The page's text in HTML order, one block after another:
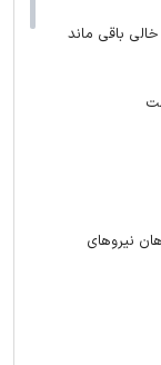
باقی ماند
نیرو‌های